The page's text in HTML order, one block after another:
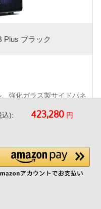
Plus ブラック
強化ガラス製サイドパネ
ミドルタワーケース。
トフィルタ
付属 / 前面 USB 2ポート
ータに対応しています。
込): 円